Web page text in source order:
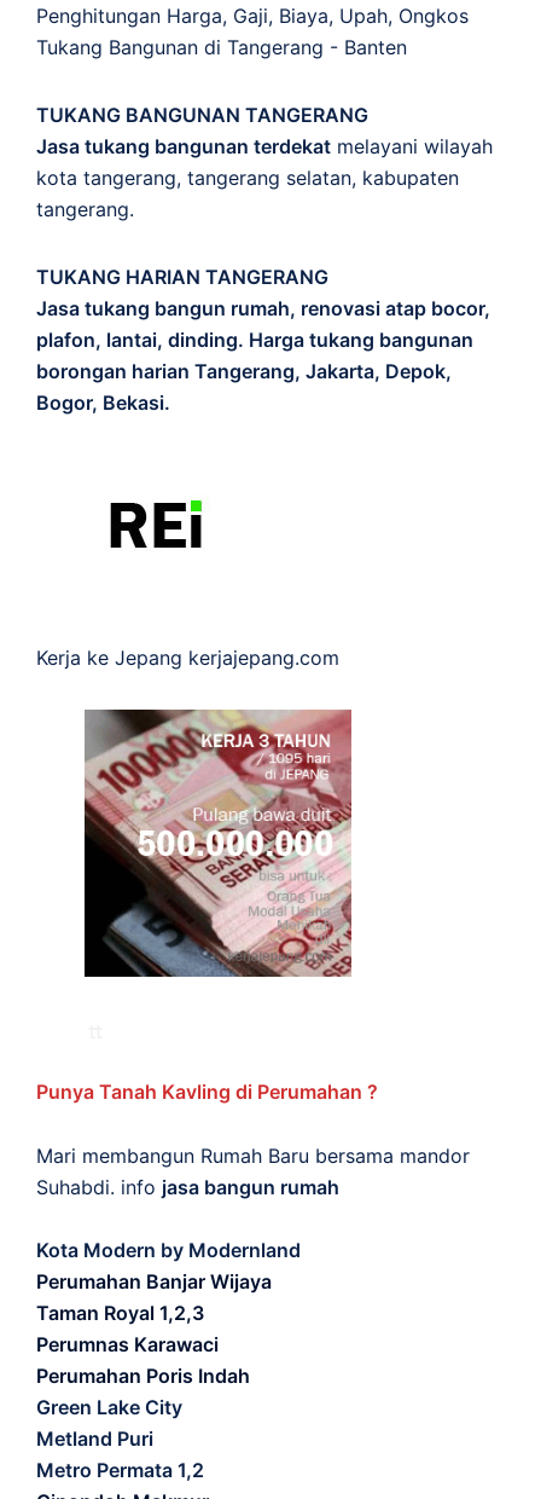
Penghitungan Harga, Gaji, Biaya, Upah, Ongkos
Tukang Bangunan di Tangerang - Banten
TUKANG BANGUNAN TANGERANG
Jasa tukang bangunan terdekat melayani wilayah
kota tangerang, tangerang selatan, kabupaten
tangerang.
TUKANG HARIAN TANGERANG
Jasa tukang bangun rumah, renovasi atap bocor,
plafon, lantai, dinding. Harga tukang bangunan
borongan harian Tangerang, Jakarta, Depok,
Bogor, Bekasi.
Kerja ke Jepang kerjajepang.com
Punya Tanah Kavling di Perumahan ?
Mari membangun Rumah Baru bersama mandor
Suhabdi. info jasa bangun rumah
Kota Modern by Modernland
Perumahan Banjar Wijaya
Taman Royal 1,2,3
Perumnas Karawaci
Perumahan Poris Indah
Green Lake City
Metland Puri
Metro Permata 1,2